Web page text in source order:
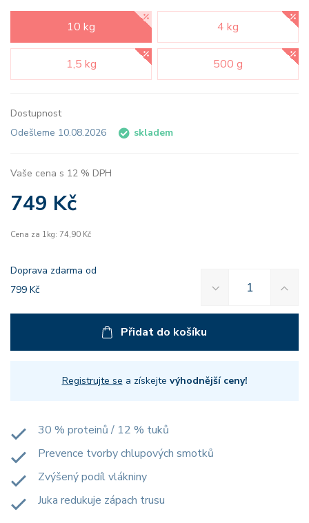
10 kg 4 kg
1,5 kg 500 g
Dostupnost
Odešleme 10.08.2026
skladem
Vaše cena s 12 % DPH
749 Kč
Cena za 1kg: 74,90 Kč
Doprava zdarma od
799 Kč
Přidat do košíku
Registrujte se a získejte výhodnější ceny!
30 % proteinů / 12 % tuků
Prevence tvorby chlupových smotků
Zvýšený podíl vlákniny
Juka redukuje zápach trusu